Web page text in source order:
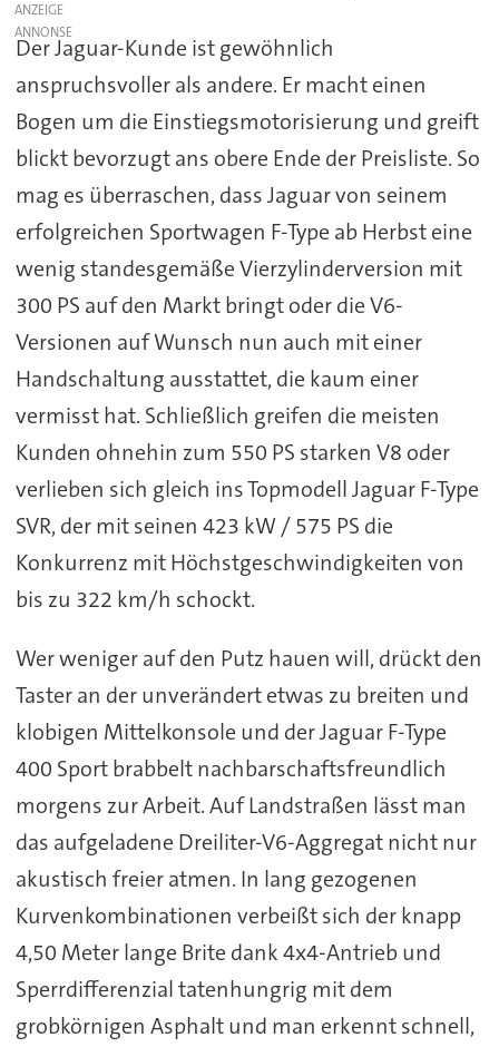
ANZEIGE
Der Jaguar-Kunde ist gewöhnlich
anspruchsvoller als andere. Er macht einen
Bogen um die Einstiegsmotorisierung und greift
blickt bevorzugt ans obere Ende der Preisliste. So
mag es überraschen, dass Jaguar von seinem
erfolgreichen Sportwagen F-Type ab Herbst eine
wenig standesgemäße Vierzylinderversion mit
300 PS auf den Markt bringt oder die V6-
Versionen auf Wunsch nun auch mit einer
Handschaltung ausstattet, die kaum einer
vermisst hat. Schließlich greifen die meisten
Kunden ohnehin zum 550 PS starken V8 oder
verlieben sich gleich ins Topmodell Jaguar F-Type
SVR, der mit seinen 423 kW / 575 PS die
Konkurrenz mit Höchstgeschwindigkeiten von
bis zu 322 km/h schockt.
Wer weniger auf den Putz hauen will, drückt den
Taster an der unverändert etwas zu breiten und
klobigen Mittelkonsole und der Jaguar F-Type
400 Sport brabbelt nachbarschaftsfreundlich
morgens zur Arbeit. Auf Landstraßen lässt man
das aufgeladene Dreiliter-V6-Aggregat nicht nur
akustisch freier atmen. In lang gezogenen
Kurvenkombinationen verbeißt sich der knapp
4,50 Meter lange Brite dank 4x4-Antrieb und
Sperrdifferenzial tatenhungrig mit dem
grobkörnigen Asphalt und man erkennt schnell,